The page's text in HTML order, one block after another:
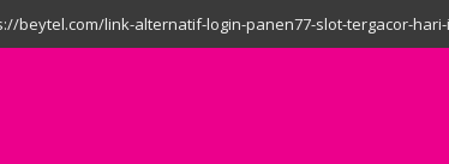
beytel.com/link-alternatif-login-panen77-slot-tergacor-